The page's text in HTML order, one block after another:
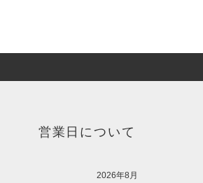
営業日について
2026年8月